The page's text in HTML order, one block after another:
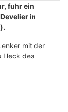
fuhr ein
in
mit der
Heck des